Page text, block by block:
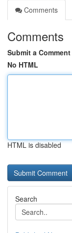
Comments
Comments
Submit a Comment
No HTML
HTML is disabled
Search